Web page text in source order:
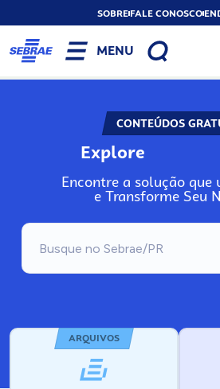
SOBREFALE CONOSCO
MENU
CONTEÚDOS
Explore
Encontre a solução que
e Transforme Seu
ARQUIVOS